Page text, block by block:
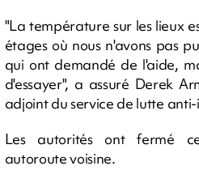
"La température sur les lieux
étages où nous n'avons pas
qui ont demandé de l'aide,
d'essayer", a assuré Derek
adjoint du service de lutte
Les autorités ont fermé
autoroute voisine.